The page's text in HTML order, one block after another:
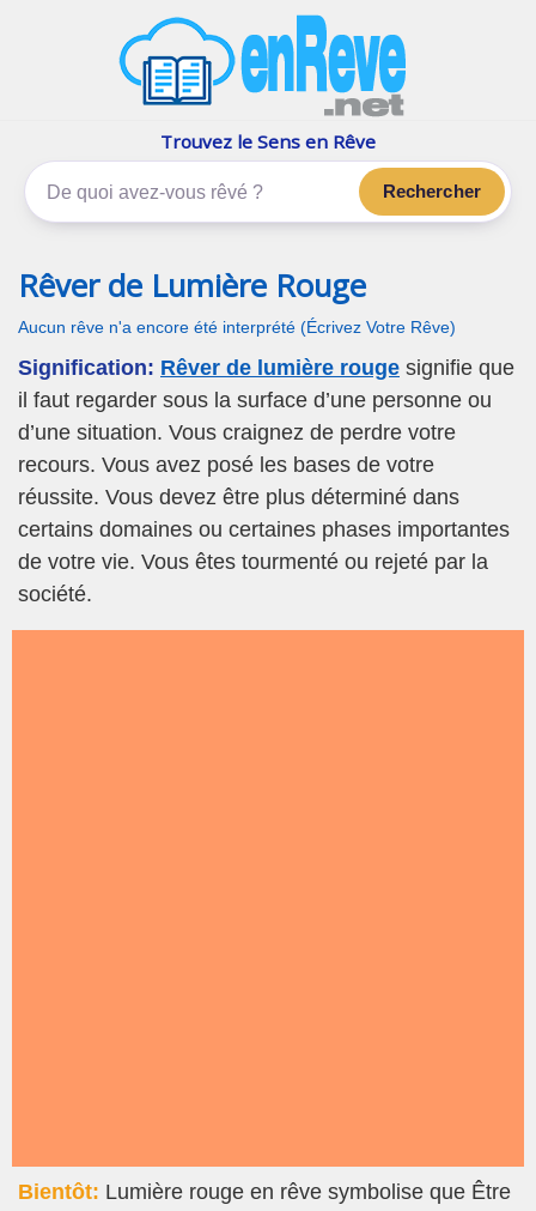
Les rêves, c'est plus que çaTrouvez le Sens en Rêve
Rechercher
Rêver de Lumière Rouge
Aucun rêve n'a encore été interprété (Écrivez Votre Rêve)
Signification: Rêver de lumière rouge signifie que
il faut regarder sous la surface d’une personne ou
d’une situation. Vous craignez de perdre votre
recours. Vous avez posé les bases de votre
réussite. Vous devez être plus déterminé dans
certains domaines ou certaines phases importantes
de votre vie. Vous êtes tourmenté ou rejeté par la
société.
Bientôt: Lumière rouge en rêve symbolise que Être